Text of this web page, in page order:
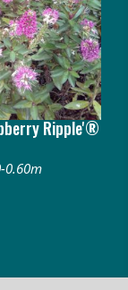
Ripple'®
0.60m